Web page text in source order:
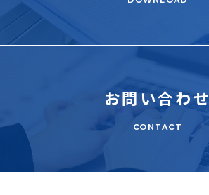
お問い合わせ
CONTACT